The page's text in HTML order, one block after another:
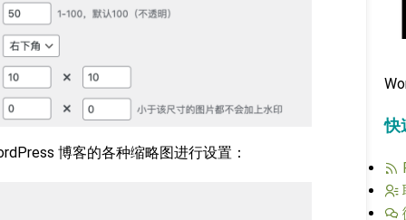
博客的各种缩略图进行设置：
快